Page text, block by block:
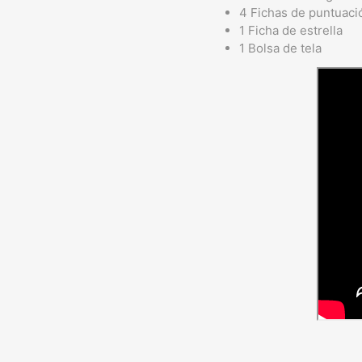
4 Fichas de
1 Ficha de estrella
1 Bolsa de tela